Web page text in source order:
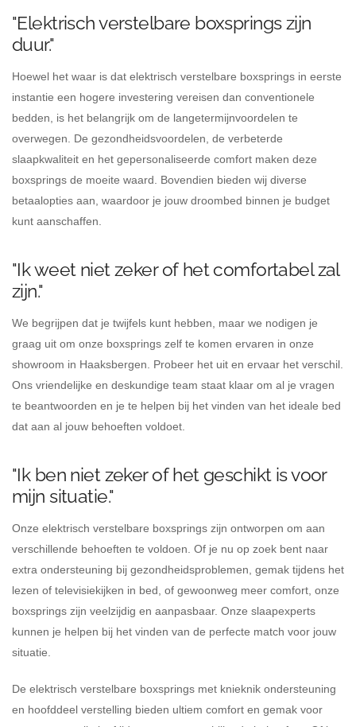
"Elektrisch verstelbare boxsprings zijn
duur."
Hoewel het waar is dat elektrisch verstelbare boxsprings in eerste
instantie een hogere investering vereisen dan conventionele
bedden, is het belangrijk om de langetermijnvoordelen te
overwegen. De gezondheidsvoordelen, de verbeterde
slaapkwaliteit en het gepersonaliseerde comfort maken deze
boxsprings de moeite waard. Bovendien bieden wij diverse
betaalopties aan, waardoor je jouw droombed binnen je budget
kunt aanschaffen.
"Ik weet niet zeker of het comfortabel zal
zijn."
We begrijpen dat je twijfels kunt hebben, maar we nodigen je
graag uit om onze boxsprings zelf te komen ervaren in onze
showroom in Haaksbergen. Probeer het uit en ervaar het verschil.
Ons vriendelijke en deskundige team staat klaar om al je vragen
te beantwoorden en je te helpen bij het vinden van het ideale bed
dat aan al jouw behoeften voldoet.
"Ik ben niet zeker of het geschikt is voor
mijn situatie."
Onze elektrisch verstelbare boxsprings zijn ontworpen om aan
verschillende behoeften te voldoen. Of je nu op zoek bent naar
extra ondersteuning bij gezondheidsproblemen, gemak tijdens het
lezen of televisiekijken in bed, of gewoonweg meer comfort, onze
boxsprings zijn veelzijdig en aanpasbaar. Onze slaapexperts
kunnen je helpen bij het vinden van de perfecte match voor jouw
situatie.
De elektrisch verstelbare boxsprings met knieknik ondersteuning
en hoofddeel verstelling bieden ultiem comfort en gemak voor